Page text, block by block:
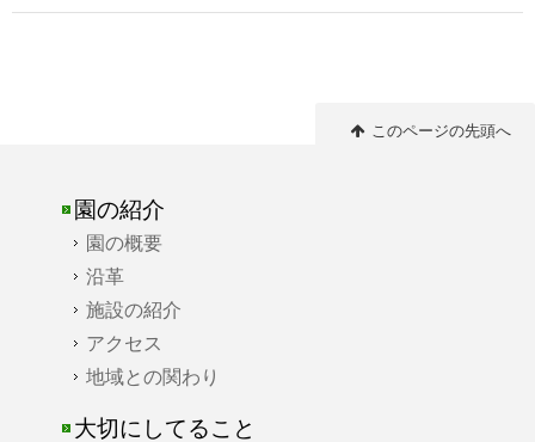
このページの先頭へ
園の紹介
園の概要
沿革
施設の紹介
アクセス
地域との関わり
大切にしてること